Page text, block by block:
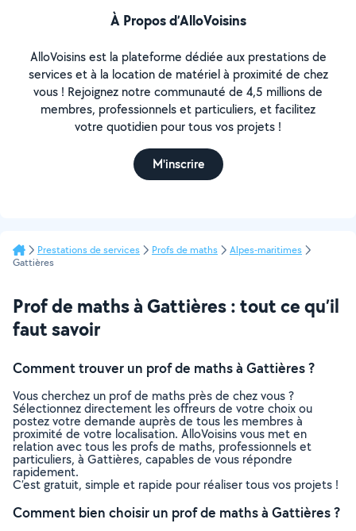
À Propos d’AlloVoisins
AlloVoisins est la plateforme dédiée aux prestations de
services et à la location de matériel à proximité de chez
vous ! Rejoignez notre communauté de 4,5 millions de
membres, professionnels et particuliers, et facilitez
votre quotidien pour tous vos projets !
M'inscrire
Prestations de services Profs de maths
Alpes-maritimes
Gattières
Prof de maths à Gattières : tout ce qu’il
faut savoir
Comment trouver un prof de maths à Gattières ?
Vous cherchez un prof de maths près de chez vous ?
Sélectionnez directement les offreurs de votre choix ou
postez votre demande auprès de tous les membres à
proximité de votre localisation. AlloVoisins vous met en
relation avec tous les profs de maths, professionnels et
particuliers, à Gattières, capables de vous répondre
rapidement.
C’est gratuit, simple et rapide pour réaliser tous vos projets !
Comment bien choisir un prof de maths à Gattières ?